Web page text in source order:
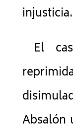
injusticia.
El
Absalón